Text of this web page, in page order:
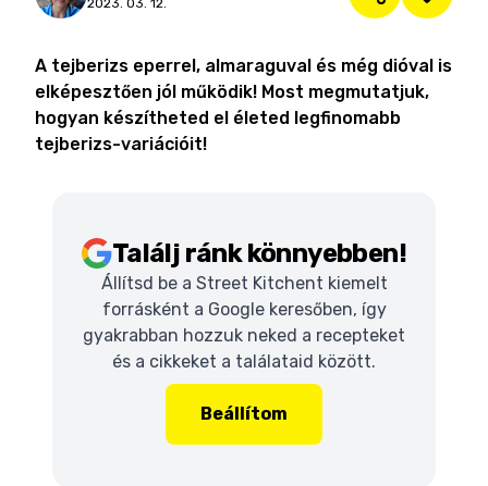
2023. 03. 12.
A tejberizs eperrel, almaraguval és még dióval is
elképesztően jól működik! Most megmutatjuk,
hogyan készítheted el életed legfinomabb
tejberizs-variációit!
Találj ránk könnyebben!
Állítsd be a Street Kitchent kiemelt
forrásként a Google keresőben, így
gyakrabban hozzuk neked a recepteket
és a cikkeket a találataid között.
Beállítom